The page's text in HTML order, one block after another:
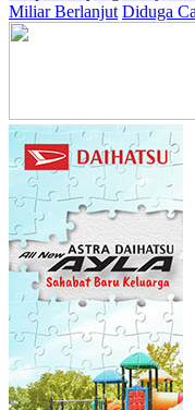
Miliar Berlanjut Diduga